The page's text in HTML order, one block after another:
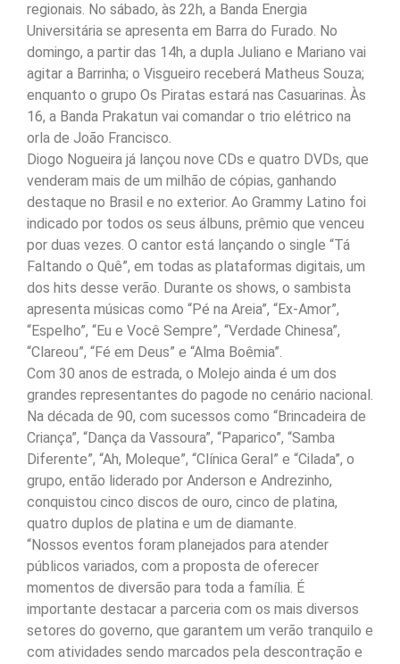
regionais. No sábado, às 22h, a Banda Energia
Universitária se apresenta em Barra do Furado. No
domingo, a partir das 14h, a dupla Juliano e Mariano vai
agitar a Barrinha; o Visgueiro receberá Matheus Souza;
enquanto o grupo Os Piratas estará nas Casuarinas. Às
16, a Banda Prakatun vai comandar o trio elétrico na
orla de João Francisco.
Diogo Nogueira já lançou nove CDs e quatro DVDs, que
venderam mais de um milhão de cópias, ganhando
destaque no Brasil e no exterior. Ao Grammy Latino foi
indicado por todos os seus álbuns, prêmio que venceu
por duas vezes. O cantor está lançando o single “Tá
Faltando o Quê”, em todas as plataformas digitais, um
dos hits desse verão. Durante os shows, o sambista
apresenta músicas como “Pé na Areia”, “Ex-Amor”,
“Espelho”, “Eu e Você Sempre”, “Verdade Chinesa”,
“Clareou”, “Fé em Deus” e “Alma Boêmia”.
Com 30 anos de estrada, o Molejo ainda é um dos
grandes representantes do pagode no cenário nacional.
Na década de 90, com sucessos como “Brincadeira de
Criança”, “Dança da Vassoura”, “Paparico”, “Samba
Diferente”, “Ah, Moleque”, “Clínica Geral” e “Cilada”, o
grupo, então liderado por Anderson e Andrezinho,
conquistou cinco discos de ouro, cinco de platina,
quatro duplos de platina e um de diamante.
“Nossos eventos foram planejados para atender
públicos variados, com a proposta de oferecer
momentos de diversão para toda a família. É
importante destacar a parceria com os mais diversos
setores do governo, que garantem um verão tranquilo e
com atividades sendo marcados pela descontração e